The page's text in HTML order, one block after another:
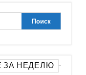
ЗА НЕДЕЛЮ